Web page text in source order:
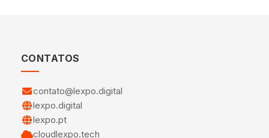
CONTATOS
contato@lexpo.digital
lexpo.digital
lexpo.pt
cloudlexpo.tech